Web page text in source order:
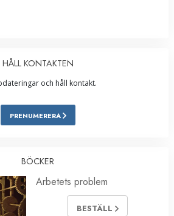
HÅLL KONTAKTEN
och håll kontakt.
PRENUMERERA
BÖCKER
Arbetets problem
BESTÄLL